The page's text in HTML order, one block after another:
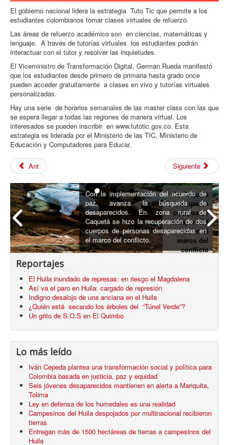
El gobierno nacional lidera la estrategia Tuto Tic que permite a los
estudiantes colombianos tomar clases virtuales de refuerzo.
Las áreas de refuerzo académico son en ciencias, matemáticas y
lenguaje. A través de tutorías virtuales los estudiantes podrán
interactuar con el tutor y resolver las inquietudes.
El Viceministro de Transformación Digital, German Rueda manifestó
que los estudiantes desde primero de primaria hasta grado once
pueden acceder gratuitamente a clases en vivo y tutorías virtuales
personalizadas.
Hay una serie de horarios semanales de las master class con las que
se espera llegar a todas las regiones de manera virtual. Los
interesados se pueden inscribir en www.tutotic.gov.co. Esta
estrategia es liderada por el Ministerio de las TIC, Ministerio de
Educación y Computadores para Educar.
Ant Siguiente
En Caquetá
recuperan
cuerpos de
desaparecid
os en el
marco del
conflicto
Con la implementación del acuerdo de
paz, avanza la búsqueda de
desaparecidos. En zona rural de
Caquetá se hizo la recuperación de dos
cuerpos de personas desaparecidas en
el marco del conflicto.
Reportajes
El Huila inundado de represas: en riesgo el Magdalena
Así va el paro en Huila: cargado de represión
Indigno desalojo de una anciana en el Huila
¿Quién está secando los árboles del “Túnel Verde”?
Un grito de S.O.S en El Quimbo
Lo más leído
Iván Cepeda plantea una transformación social y política para
Colombia basada en justicia, paz y equidad
Seis jóvenes desaparecidos mantienen en alerta a Mariquita,
Tolima
Ley en defensa de los humedales es una realidad
Campesinos del Huila despojados por multinacional recibieron
tierras
Entregan más de 1500 hectáreas de tierras a campesinos del
Huila